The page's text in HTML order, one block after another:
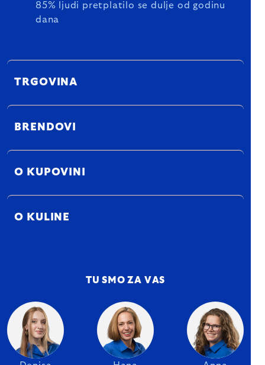
85% ljudi pretplatilo se dulje od godinu
dana
TRGOVINA
BRENDOVI
O KUPOVINI
O KULINE
TU SMO ZA VAS